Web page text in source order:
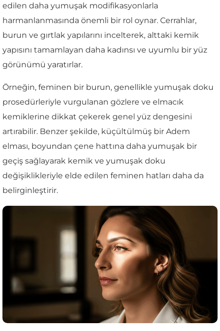
edilen daha yumuşak modifikasyonlarla
harmanlanmasında önemli bir rol oynar. Cerrahlar,
burun ve gırtlak yapılarını incelterek, alttaki kemik
yapısını tamamlayan daha kadınsı ve uyumlu bir yüz
görünümü yaratırlar.
Örneğin, feminen bir burun, genellikle yumuşak doku
prosedürleriyle vurgulanan gözlere ve elmacık
kemiklerine dikkat çekerek genel yüz dengesini
artırabilir. Benzer şekilde, küçültülmüş bir Adem
elması, boyundan çene hattına daha yumuşak bir
geçiş sağlayarak kemik ve yumuşak doku
değişiklikleriyle elde edilen feminen hatları daha da
belirginleştirir.